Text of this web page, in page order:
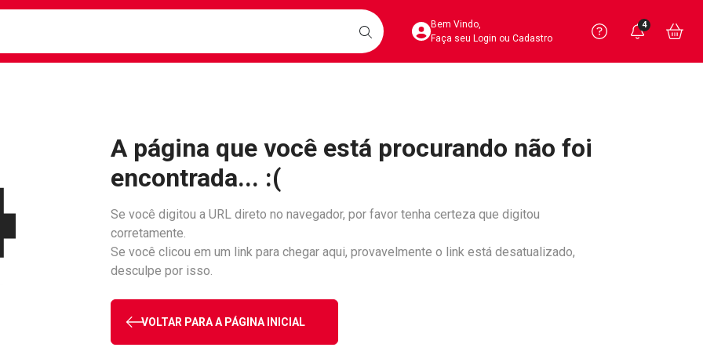
BUSCARAcesse sua Conta
Bem Vindo,
Faça seu Login ou Cadastro
Precisa
Ver Recursos
Você
4
A página que você está procurando não foi
encontrada... :(
Se você digitou a URL direto no navegador, por favor tenha certeza que digitou
corretamente.
Se você clicou em um link para chegar aqui, provavelmente o link está desatualizado,
desculpe por isso.
VOLTAR PARA A PÁGINA INICIAL